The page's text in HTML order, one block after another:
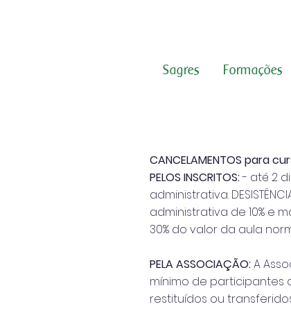
Sagres Formações
CANCELAMENTOS para
PELOS INSCRITOS:- até 2
administrativa.
administrativa de 10% e
30% do valor da aula
PELA ASSOCIAÇÃO:A
mínimo de participantes
restituídos ou